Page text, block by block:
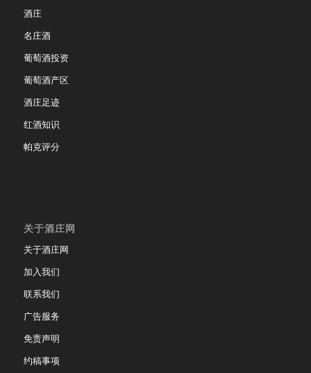
酒庄
名庄酒
葡萄酒投资
葡萄酒产区
酒庄足迹
红酒知识
帕克评分
关于酒庄网
关于酒庄网
加入我们
联系我们
广告服务
免责声明
约稿事项